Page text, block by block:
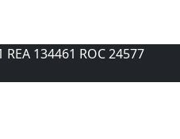
134461 ROC 24577